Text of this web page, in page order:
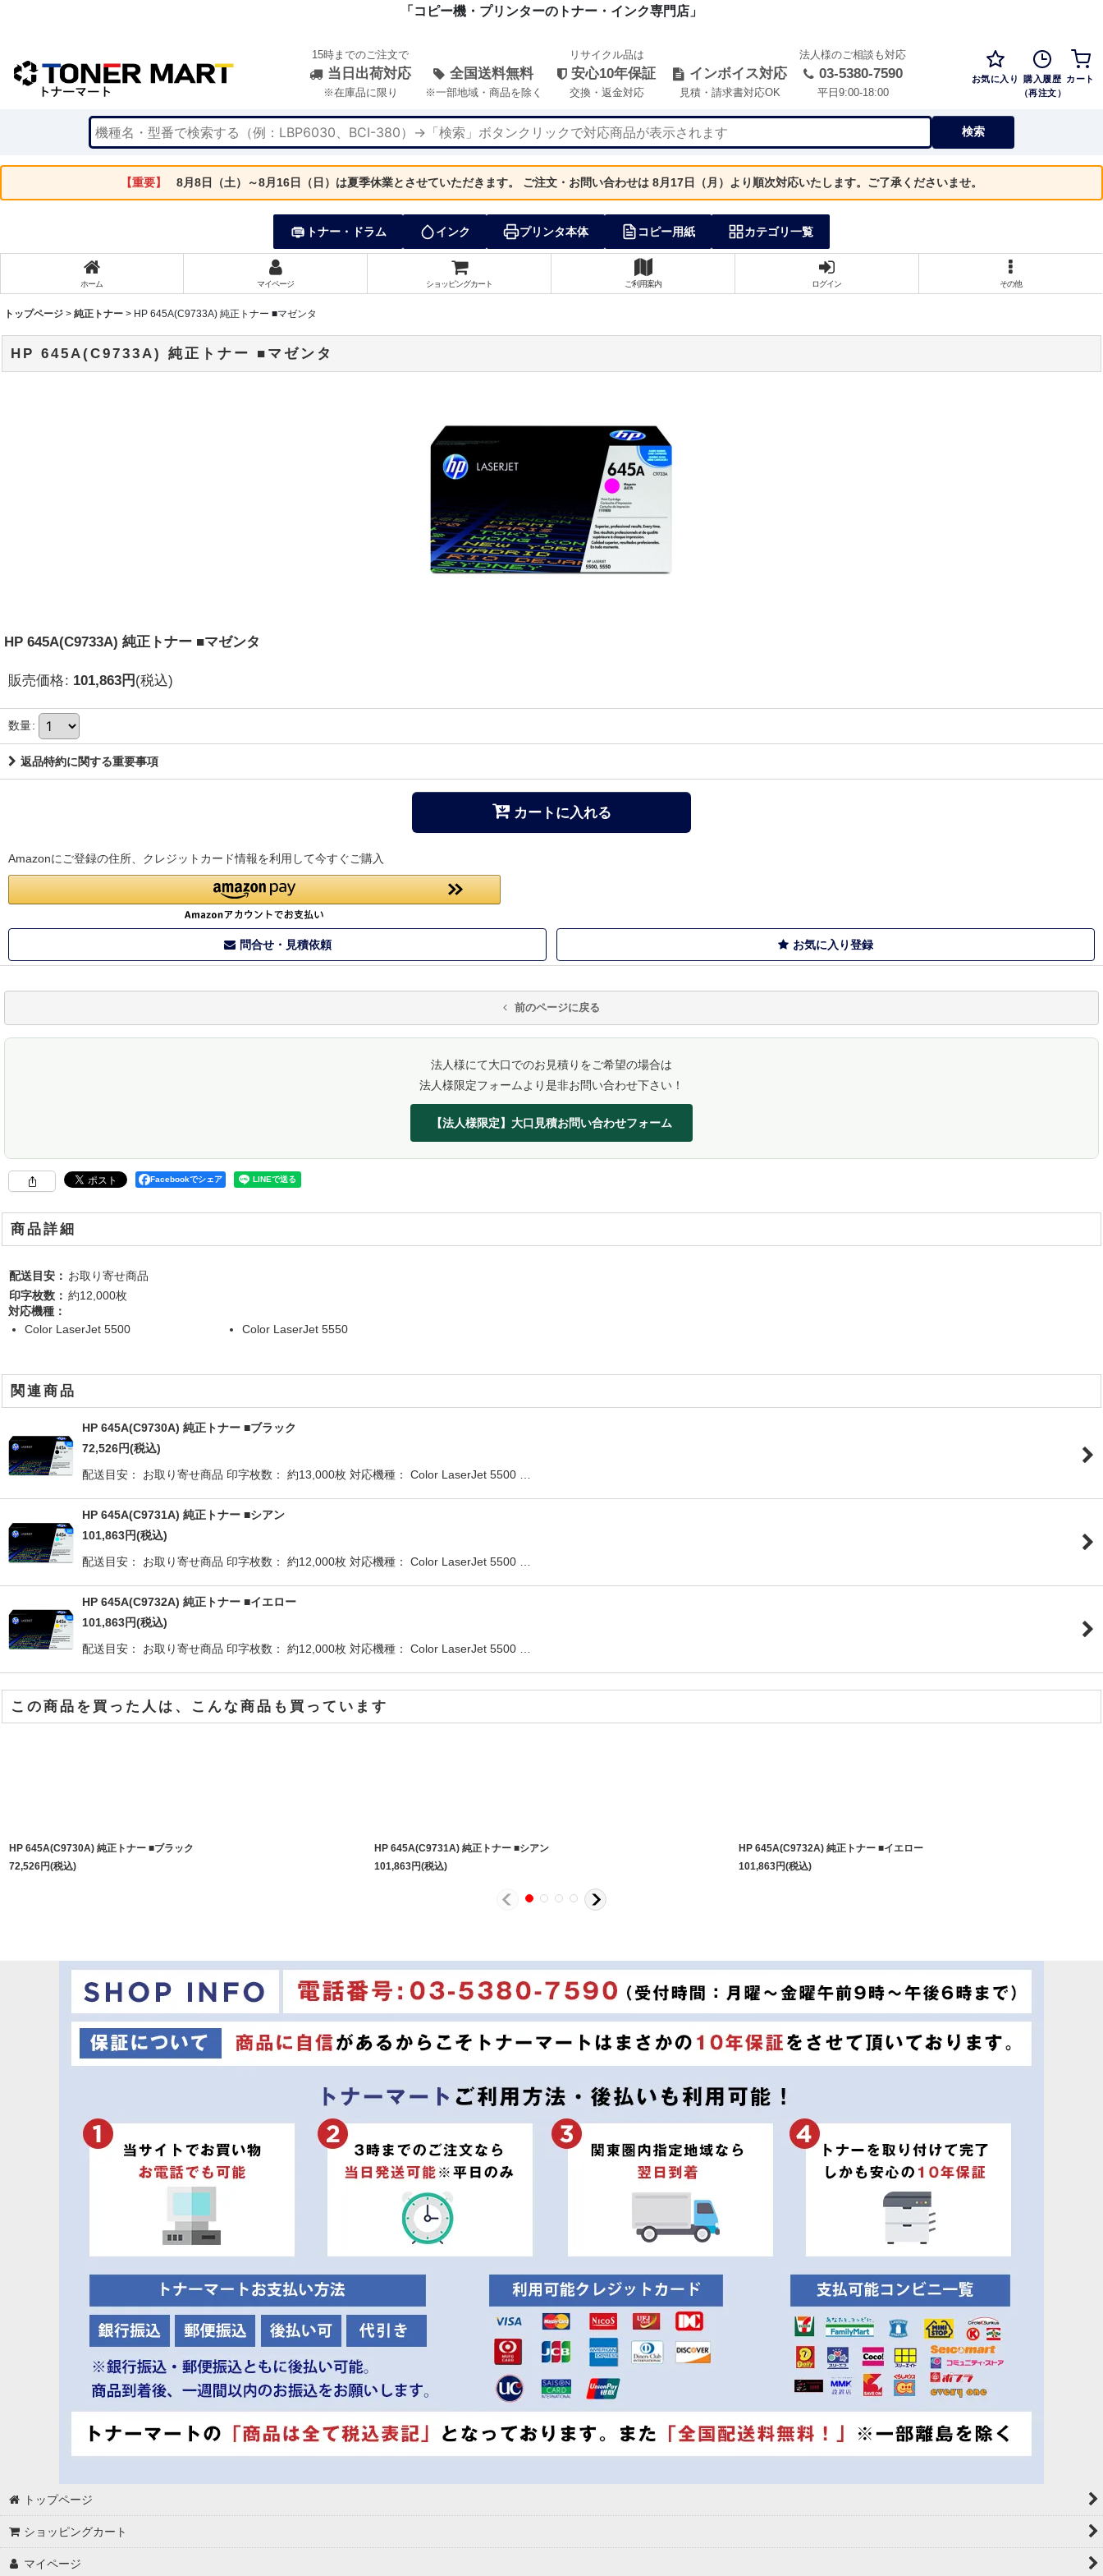
「コピー機・プリンターのトナー・インク専門店」
15時までのご注文で
当日出荷対応
※在庫品に限り
全国送料無料
※一部地域・商品を除く
リサイクル品は
安心10年保証
交換・返金対応
インボイス対応
見積・請求書対応OK
法人様のご相談も対応
03-5380-7590
平日9:00-18:00
お気に入り 購入履歴
（再注文）
カート
検索
【重要】 8月8日（土）～8月16日（日）は夏季休業とさせていただきます。 ご注文・お問い合わせは 8月17日（月）より順次対応いたします。ご了承くださいませ。
トナー・ドラム インク プリンタ本体 コピー用紙 カテゴリ一覧
ホーム マイページ ショッピングカート ご利用案内 ログイン その他
トップページ > 純正トナー > HP 645A(C9733A) 純正トナー ■マゼンタ
HP 645A(C9733A) 純正トナー ■マゼンタ
HP 645A(C9733A) 純正トナー ■マゼンタ
販売価格: 101,863円 (税込)
数量:
返品特約に関する重要事項
カートに入れる
Amazonにご登録の住所、クレジットカード情報を利用して今すぐご購入
問合せ・見積依頼 お気に入り登録
前のページに戻る
法人様にて大口でのお見積りをご希望の場合は
法人様限定フォームより是非お問い合わせ下さい！
【法人様限定】大口見積お問い合わせフォーム
Facebookでシェア
商品詳細
配送目安： お取り寄せ商品
印字枚数： 約12,000枚
対応機種：
Color LaserJet 5500
Color LaserJet 5550
関連商品
HP 645A(C9730A) 純正トナー ■ブラック
72,526円(税込)
配送目安： お取り寄せ商品 印字枚数： 約13,000枚 対応機種： Color LaserJet 5500 …
HP 645A(C9731A) 純正トナー ■シアン
101,863円(税込)
配送目安： お取り寄せ商品 印字枚数： 約12,000枚 対応機種： Color LaserJet 5500 …
HP 645A(C9732A) 純正トナー ■イエロー
101,863円(税込)
配送目安： お取り寄せ商品 印字枚数： 約12,000枚 対応機種： Color LaserJet 5500 …
この商品を買った人は、こんな商品も買っています
HP 645A(C9730A) 純正トナー ■ブラック
72,526円(税込)
HP 645A(C9731A) 純正トナー ■シアン
101,863円(税込)
HP 645A(C9732A) 純正トナー ■イエロー
101,863円(税込)
トップページ
ショッピングカート
マイページ